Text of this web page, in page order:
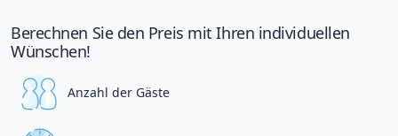
Berechnen Sie den Preis mit Ihren individuellen
Wünschen!
Anzahl der Gäste